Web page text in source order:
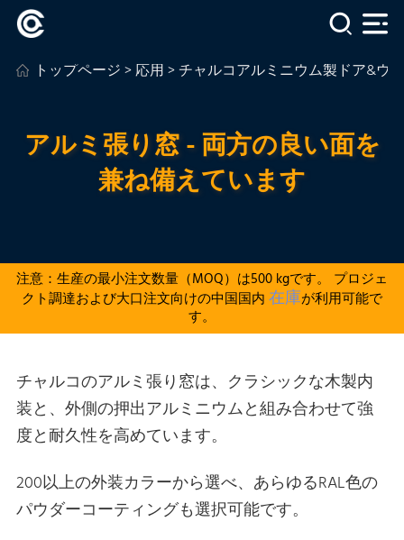
トップページ>応用>チャルコアルミニウム製ドア&ウ
アルミ張り窓 - 両方の良い面を
兼ね備えています
注意：生産の最小注文数量（MOQ）は500 kgです。 プロジェ
クト調達および大口注文向けの中国国内 在庫が利用可能で
す。
チャルコのアルミ張り窓は、クラシックな木製内
装と、外側の押出アルミニウムと組み合わせて強
度と耐久性を高めています。
200以上の外装カラーから選べ、あらゆるRAL色の
パウダーコーティングも選択可能です。